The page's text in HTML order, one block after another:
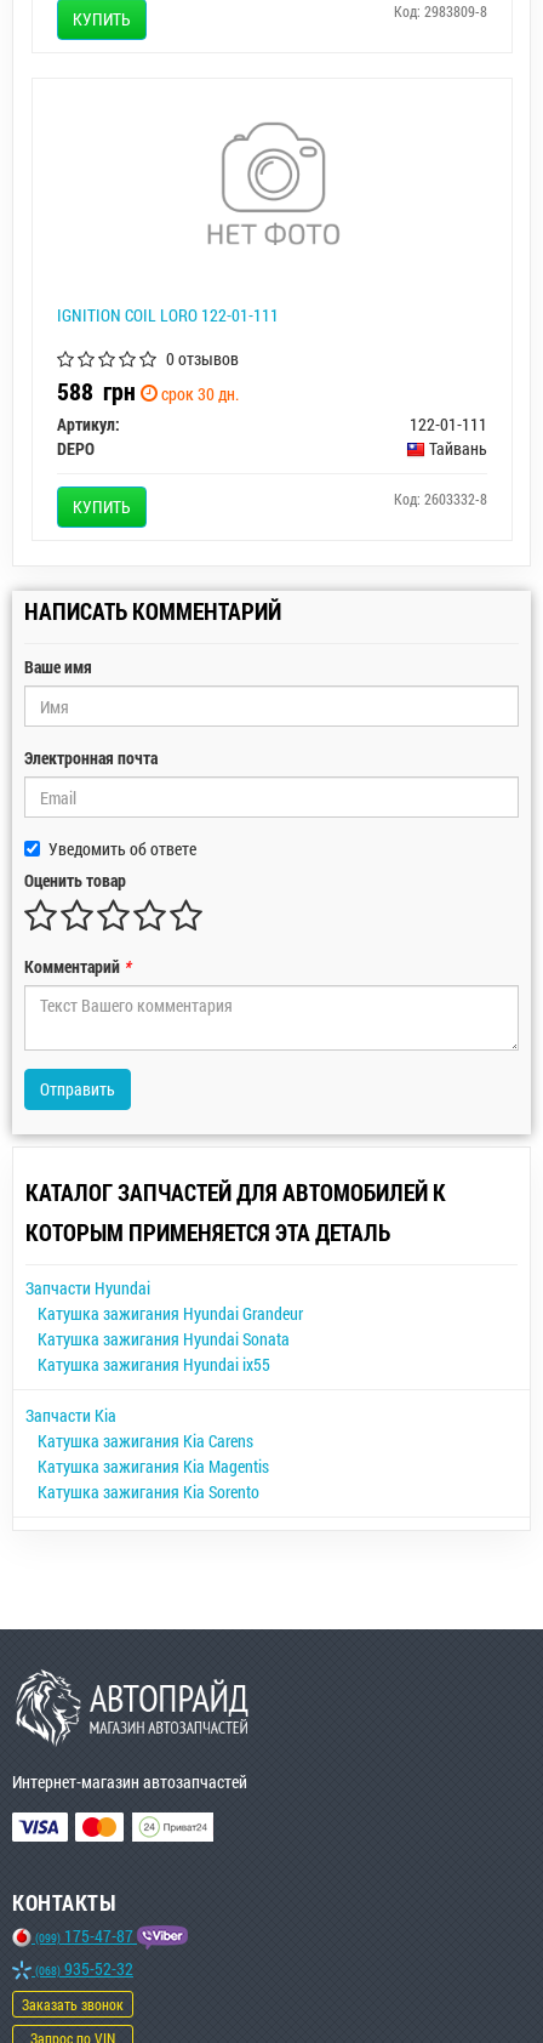
КУПИТЬ Код: 2983809-8
IGNITION COIL LORO 122-01-111
0 отзывов
588 грн
срок 30 дн.
Артикул:
122-01-111
DEPO
Тайвань
КУПИТЬ Код: 2603332-8
НАПИСАТЬ КОММЕНТАРИЙ
Ваше имя
Электронная почта
Уведомить об ответе
Оценить товар
Комментарий *
Отправить
КАТАЛОГ ЗАПЧАСТЕЙ ДЛЯ АВТОМОБИЛЕЙ К
КОТОРЫМ ПРИМЕНЯЕТСЯ ЭТА ДЕТАЛЬ
Запчасти Hyundai
Катушка зажигания Hyundai Grandeur
Катушка зажигания Hyundai Sonata
Катушка зажигания Hyundai ix55
Запчасти Kia
Катушка зажигания Kia Carens
Катушка зажигания Kia Magentis
Катушка зажигания Kia Sorento
Интернет-магазин автозапчастей
КОНТАКТЫ
(099) 175-47-87
(068) 935-52-32
Заказать звонок
Запрос по VIN